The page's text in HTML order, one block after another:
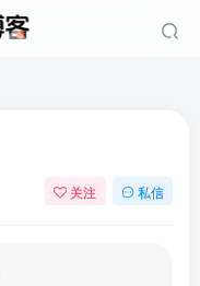
关注 私信